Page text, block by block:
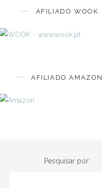
AFILIADO WOOK
AFILIADO AMAZON
Pesquisar por: